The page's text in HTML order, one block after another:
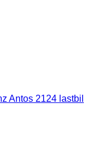
Antos 2124 lastbil